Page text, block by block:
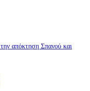
απόκτηση Σπανού και